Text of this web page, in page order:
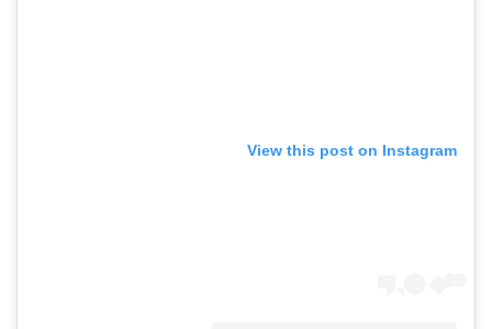
View this post on Instagram